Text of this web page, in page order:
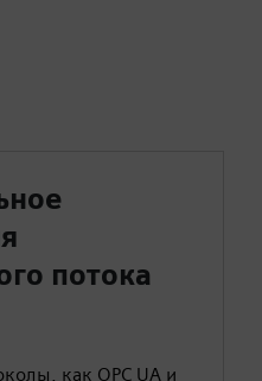
потока
как OPC UA и